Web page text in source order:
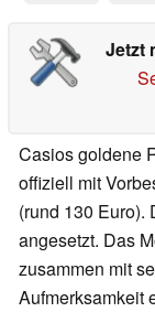
Jetzt
Casios goldene
offiziell mit
(rund 130 Euro).
angesetzt. Das
zusammen mit
Aufmerksamkeit